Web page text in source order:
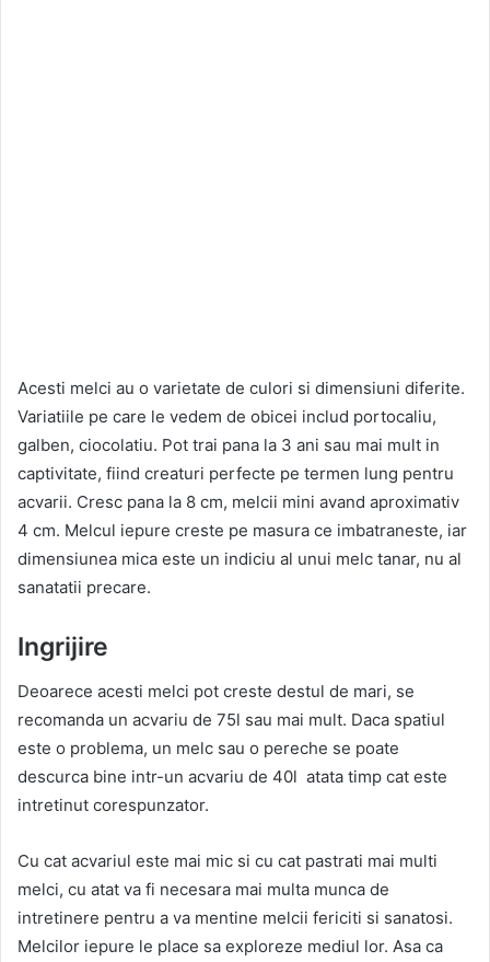
Acesti melci au o varietate de culori si dimensiuni diferite.
Variatiile pe care le vedem de obicei includ portocaliu,
galben, ciocolatiu. Pot trai pana la 3 ani sau mai mult in
captivitate, fiind creaturi perfecte pe termen lung pentru
acvarii. Cresc pana la 8 cm, melcii mini avand aproximativ
4 cm. Melcul iepure creste pe masura ce imbatraneste, iar
dimensiunea mica este un indiciu al unui melc tanar, nu al
sanatatii precare.
Ingrijire
Deoarece acesti melci pot creste destul de mari, se
recomanda un acvariu de 75l sau mai mult. Daca spatiul
este o problema, un melc sau o pereche se poate
descurca bine intr-un acvariu de 40l atata timp cat este
intretinut corespunzator.
Cu cat acvariul este mai mic si cu cat pastrati mai multi
melci, cu atat va fi necesara mai multa munca de
intretinere pentru a va mentine melcii fericiti si sanatosi.
Melcilor iepure le place sa exploreze mediul lor. Asa ca